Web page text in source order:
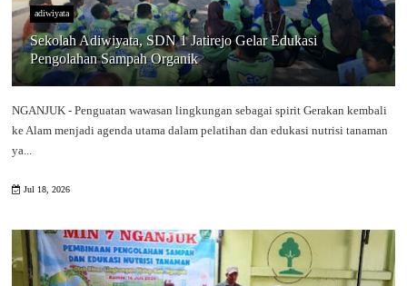
adiwiyata
Sekolah Adiwiyata, SDN 1 Jatirejo Gelar Edukasi
Pengolahan Sampah Organik
NGANJUK - Penguatan wawasan lingkungan sebagai spirit Gerakan kembali
ke Alam menjadi agenda utama dalam pelatihan dan edukasi nutrisi tanaman
ya...
Jul 18, 2026